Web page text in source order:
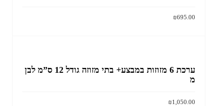
₪695.00
ערכת 6 מזוזות במבצע+ בתי מזוזה גודל 12 ס”מ לבן
מ
₪1,050.00